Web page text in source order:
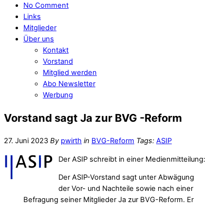
No Comment
Links
Mitglieder
Über uns
Kontakt
Vorstand
Mitglied werden
Abo Newsletter
Werbung
Vorstand sagt Ja zur BVG -Reform
27. Juni 2023 By pwirth in BVG-Reform Tags: ASIP
Der ASIP schreibt in einer Medienmitteilung:
Der ASIP-Vorstand sagt unter Abwägung
der Vor- und Nachteile sowie nach einer
Befragung seiner Mitglieder Ja zur BVG-Reform. Er